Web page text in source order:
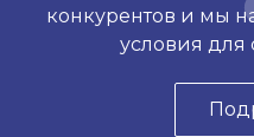
конкурентов и мы
условия для